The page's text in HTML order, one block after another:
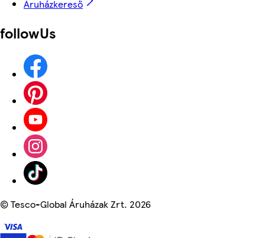
Áruházkereső
followUs
©Tesco-Global Áruházak Zrt. 2026